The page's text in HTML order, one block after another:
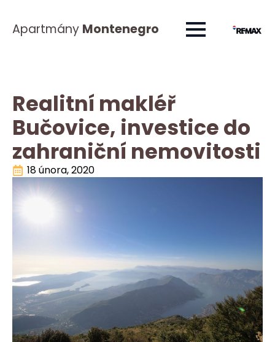
Apartmány Montenegro
Realitní makléř
Bučovice, investice do
zahraniční nemovitosti
18 února, 2020